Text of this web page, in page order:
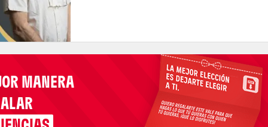
MANERA